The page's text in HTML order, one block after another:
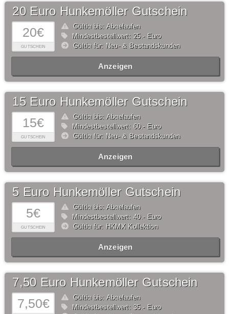
20€
GUTSCHEIN
20 Euro Hunkemöller Gutschein
Gültig bis: Abgelaufen
Mindestbestellwert: 25,- Euro
Gültig für: Neu- & Bestandskunden
Anzeigen
15€
GUTSCHEIN
15 Euro Hunkemöller Gutschein
Gültig bis: Abgelaufen
Mindestbestellwert: 60,- Euro
Gültig für: Neu- & Bestandskunden
Anzeigen
5€
GUTSCHEIN
5 Euro Hunkemöller Gutschein
Gültig bis: Abgelaufen
Mindestbestellwert: 40,- Euro
Gültig für: HKMX Kollektion
Anzeigen
7,50€
7,50 Euro Hunkemöller Gutschein
Gültig bis: Abgelaufen
Mindestbestellwert: 35,- Euro